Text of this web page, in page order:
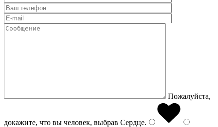
Пожалуйста,
докажите, что вы человек, выбрав Сердце.